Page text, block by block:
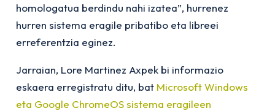
homologatua berdindu nahi izatea”, hurrenez
hurren sistema eragile pribatibo eta libreei
erreferentzia eginez.
Jarraian, Lore Martinez Axpek bi informazio
eskaera erregistratu ditu, bat Microsoft Windows
eta Google ChromeOS sistema eragileen